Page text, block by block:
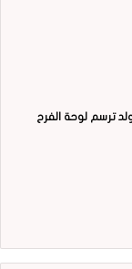
ترسم لوحة الفرح